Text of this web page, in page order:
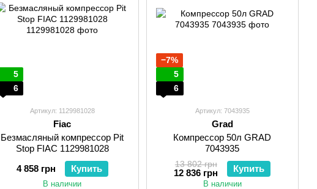
5
6
Артикул: 1129981028
Fiac
Безмасляный компрессор Pit
Stop FIAC 1129981028
4 858 грн
Купить
В наличии
−7%
5
6
Артикул: 7043935
Grad
Компрессор 50л GRAD
7043935
13 802 грн
12 836 грн Купить
В наличии